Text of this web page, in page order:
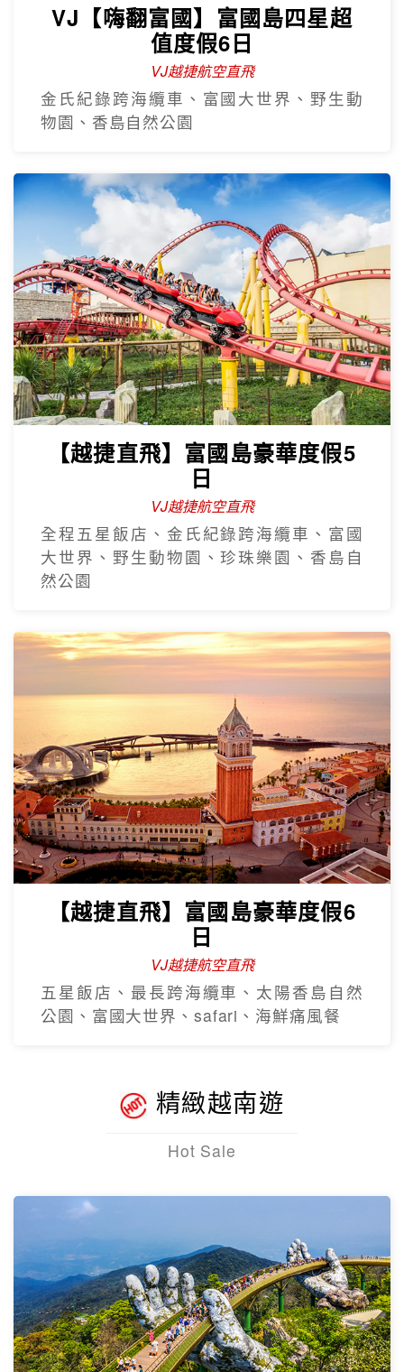
VJ【嗨翻富國】富國島四星超
值度假6日
VJ越捷航空直飛
金氏紀錄跨海纜車、富國大世界、野生動
物園、香島自然公園
【越捷直飛】富國島豪華度假5
日
VJ越捷航空直飛
全程五星飯店、金氏紀錄跨海纜車、富國
大世界、野生動物園、珍珠樂園、香島自
然公園
【越捷直飛】富國島豪華度假6
日
VJ越捷航空直飛
五星飯店、最長跨海纜車、太陽香島自然
公園、富國大世界、safari、海鮮痛風餐
精緻越南遊
Hot Sale